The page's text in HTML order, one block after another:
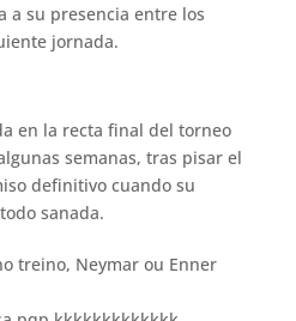
a su presencia entre los
jornada.
en la recta final del torneo
semanas, tras pisar el
definitivo cuando su
sanada.
treino, Neymar ou Enner